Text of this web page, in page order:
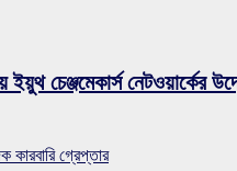
ইয়ুথ চেঞ্জমেকার্স নেটওয়ার্কের
কারবারি গ্রেপ্তার